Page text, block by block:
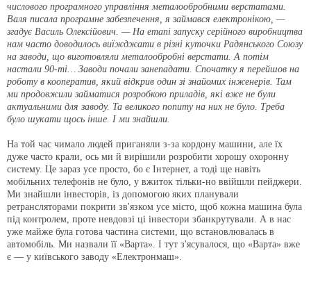
числового програмного управління металообробними верстатами.
Валя писала програмне забезпечення, я займався електронікою, —
згадує Василь Олексійович. — На етапі запуску серійного виробництва
нам часто доводилось виїжджати в різні куточки Радянського Союзу
на заводи, що виготовляли металообробні верстати. А потім
настали 90-ті… Заводи почали занепадати. Спочатку я перейшов на
роботу в кооператив, який відкрив один зі знайомих інженерів. Там
ми продовжили займатися розробкою приладів, які вже не були
актуальними для заводу. Та великого попиту на них не було. Треба
було шукати щось інше. І ми знайшли.
На той час чимало людей приганяли з-за кордону машини, але їх
дуже часто крали, ось ми й вирішили розробити хорошу охоронну
систему. Це зараз усе просто, бо є Інтернет, а тоді ще навіть
мобільних телефонів не було, у вжиток тільки-но ввійшли пейджери.
Ми знайшли інвесторів, із допомогою яких планували
ретрансляторами покрити зв'язком усе місто, щоб кожна машина була
під контролем, проте невдовзі ці інвестори збанкрутували. А в нас
уже майже була готова частина системи, що встановлювалась в
автомобіль. Ми назвали її «Варта». І тут з'ясувалося, що «Варта» вже
є — у київського заводу «Електронмаш».